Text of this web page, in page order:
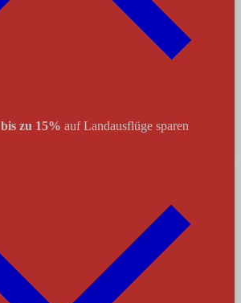
bis zu 15% auf Landausflüge sparen